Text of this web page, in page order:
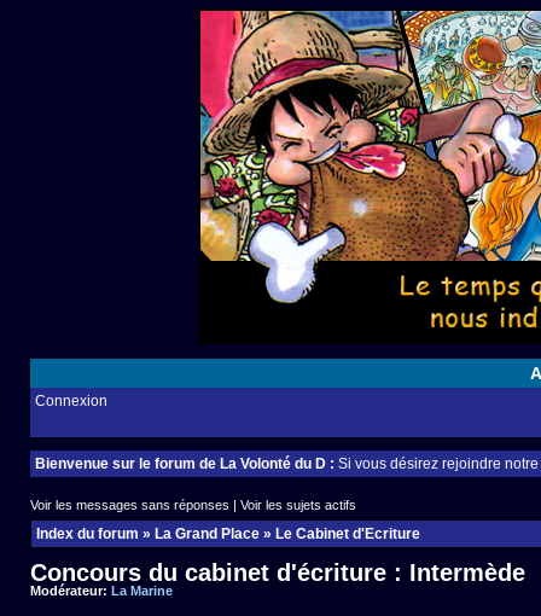
Connexion
Bienvenue sur le forum de La Volonté du D : Si vous désirez rejoindre
Voir les messages sans réponses | Voir les sujets actifs
Index du forum » La Grand Place » Le Cabinet d'Ecriture
Concours du cabinet d'écriture : Intermède
Modérateur: La Marine